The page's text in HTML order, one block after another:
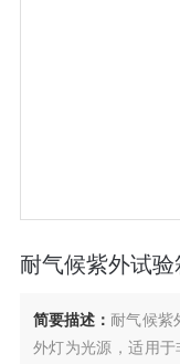
耐气候紫外试验
简要描述： 耐气候紫
外灯为光源，适用